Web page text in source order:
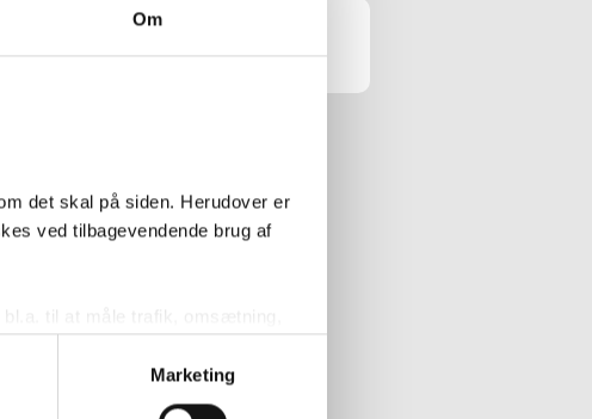
Om
det skal på siden. Herudover er
ved tilbagevendende brug af
til at måle trafik, omsætning,
Marketing
muligt.